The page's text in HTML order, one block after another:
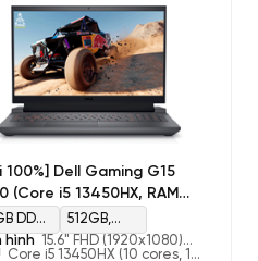
100%] Dell Gaming G15
(Core i5 13450HX, RAM
SSD 512GB, NVIDIA
RTX 3050 4GB, Màn
DDR5
512GB,
M.2, PCIe
hình 15.6" FHD (1920x1080)
3ms, sRGB-100%,
Core i5 13450HX (10 cores, 16